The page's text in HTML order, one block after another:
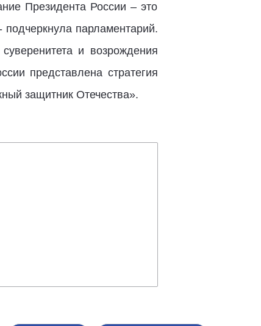
Президента России – это
парламентарий.
и возрождения
представлена стратегия
защитник Отечества».